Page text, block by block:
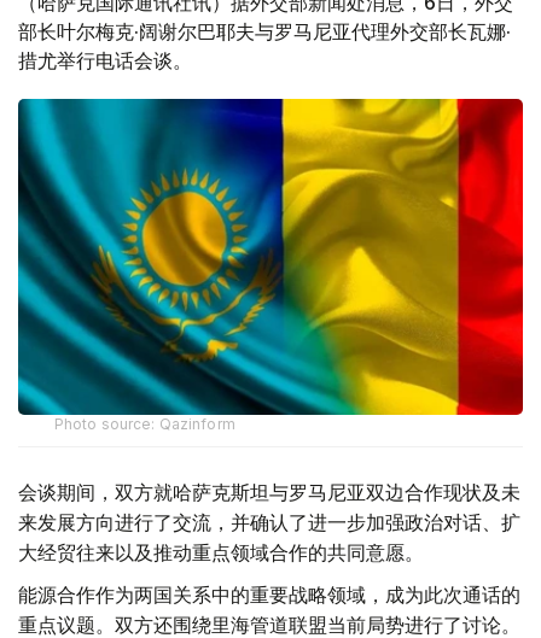
部长叶尔梅克·阔谢尔巴耶夫与罗马尼亚代理外交部长瓦娜·
措尤举行电话会谈。
Photo source: Qazinform
会谈期间，双方就哈萨克斯坦与罗马尼亚双边合作现状及未
来发展方向进行了交流，并确认了进一步加强政治对话、扩
大经贸往来以及推动重点领域合作的共同意愿。
能源合作作为两国关系中的重要战略领域，成为此次通话的
重点议题。双方还围绕里海管道联盟当前局势进行了讨论。